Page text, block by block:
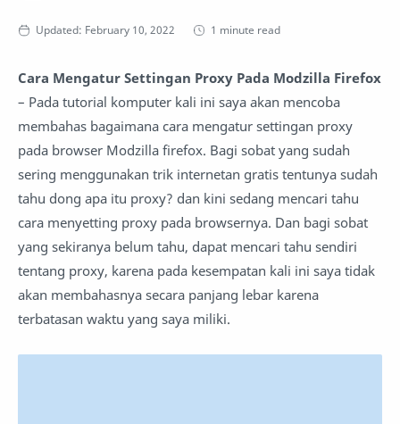
1 minute read
Cara Mengatur Settingan Proxy Pada Modzilla Firefox
– Pada tutorial komputer kali ini saya akan mencoba
membahas bagaimana cara mengatur settingan proxy
pada browser Modzilla firefox. Bagi sobat yang sudah
sering menggunakan trik internetan gratis tentunya sudah
tahu dong apa itu proxy? dan kini sedang mencari tahu
cara menyetting proxy pada browsernya. Dan bagi sobat
yang sekiranya belum tahu, dapat mencari tahu sendiri
tentang proxy, karena pada kesempatan kali ini saya tidak
akan membahasnya secara panjang lebar karena
terbatasan waktu yang saya miliki.